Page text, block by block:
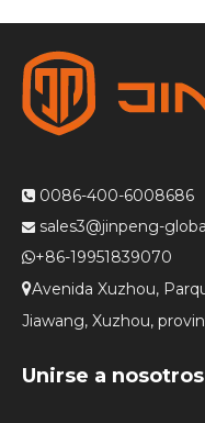
 0086-400-6008686
 sales3@jinpeng-
+86-19951839070
Avenida Xuzhou,
Jiawang, Xuzhou,
Unirse a nosotros